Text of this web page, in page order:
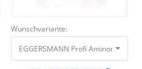
Wunschvariante:
EGGERSMANN Profi Aminoral - 6